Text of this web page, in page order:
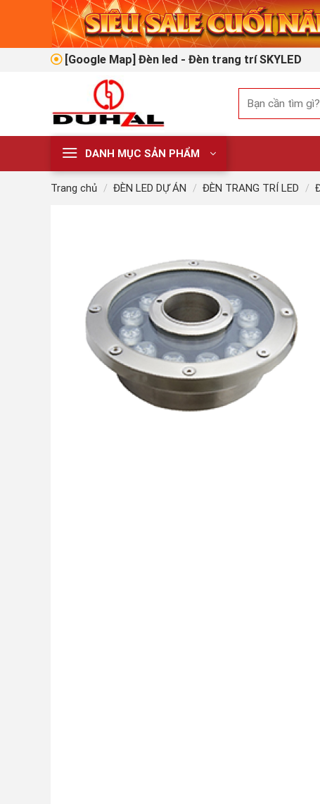
[Google Map] Đèn led - Đèn trang trí SKYLED
kiếm:
DANH MỤC SẢN PHẨM
Trang chủ / ĐÈN LED DỰ ÁN / ĐÈN TRANG TRÍ LED /